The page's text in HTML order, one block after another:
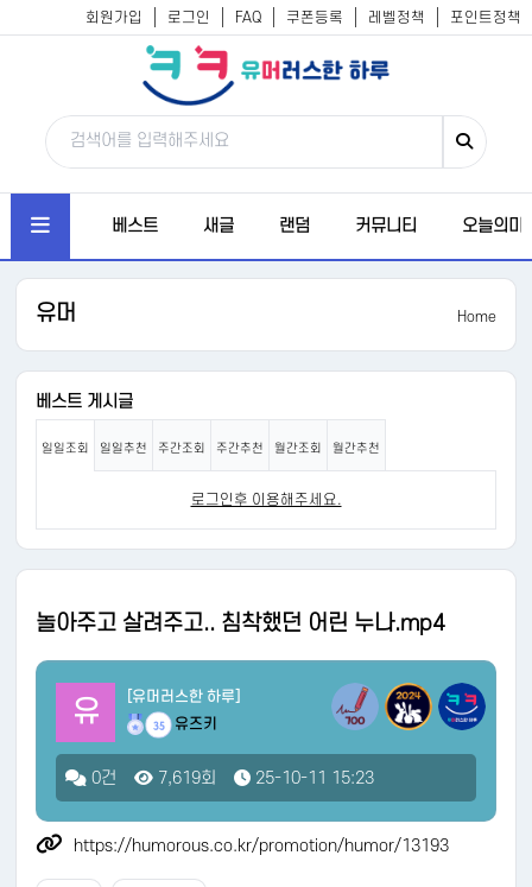
회원가입 로그인 FAQ 쿠폰등록 레벨정책 포인트정책
베스트 새글 랜덤 커뮤니티 오늘의미
유머 Home
베스트 게시글
일일조회 일일추천 주간조회 주간추천 월간조회 월간추천
로그인후 이용해주세요.
놀아주고 살려주고.. 침착했던 어린 누나.mp4
유 [유머러스한 하루]
35 유즈키
0건 7,619회 25-10-11 15:23
https://humorous.co.kr/promotion/humor/13193